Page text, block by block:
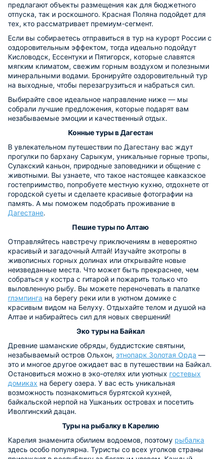
предлагают объекты размещения как для бюджетного
отпуска, так и роскошного. Красная Поляна подойдет для
тех, кто рассматривает премиум-сегмент.
Если вы собираетесь отправиться в тур на курорт России с
оздоровительным эффектом, тогда идеально подойдут
Кисловодск, Ессентуки и Пятигорск, которые славятся
мягким климатом, свежим горным воздухом и полезными
минеральными водами. Бронируйте оздоровительный тур
на выходные, чтобы перезагрузиться и набраться сил.
Выбирайте свое идеальное направление ниже — мы
собрали лучшие предложения, которые подарят вам
незабываемые эмоции и качественный отдых.
Конные туры в Дагестан
В увлекательном путешествии по Дагестану вас ждут
прогулки по бархану Сарыкум, уникальные горные тропы,
Сулакский каньон, природные заповедники и общение с
животными. Вы узнаете, что такое настоящее кавказское
гостеприимство, попробуете местную кухню, отдохнете от
городской суеты и сделаете красивые фотографии на
память. А мы поможем подобрать проживание в
Дагестане.
Пешие туры по Алтаю
Отправляйтесь навстречу приключениям в невероятно
красивый и загадочный Алтай! Изучайте экотропы в
живописных горных долинах или открывайте новые
неизведанные места. Что может быть прекраснее, чем
собраться у костра с гитарой и пожарить только что
выловленную рыбу. Вы можете переночевать в палатке
глэмпинга на берегу реки или в уютном домике с
красивым видом на Белуху. Отдыхайте телом и душой на
Алтае и набирайтесь сил для новых свершений!
Эко туры на Байкал
Древние шаманские обряды, буддистские святыни,
незабываемый остров Ольхон, этнопарк Золотая Орда —
это и многое другое ожидает вас в путешествии на Байкал.
Остановиться можно в эко-отелях или уютных гостевых
домиках на берегу озера. У вас есть уникальная
возможность познакомиться бурятской кухней,
байкальской нерпой на Ушканьих островах и посетить
Иволгинский дацан.
Туры на рыбалку в Карелию
Карелия знаменита обилием водоемов, поэтому рыбалка
здесь особо популярна. Туристы со всех уголков страны